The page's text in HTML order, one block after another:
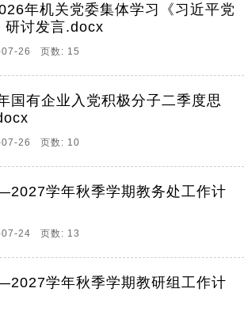
年机关党委集体学习《习近平党
研讨发言.docx
07-26 页数: 15
国有企业入党积极分子二季度思
07-26 页数: 10
学年秋季学期教务处工作计
07-24 页数: 13
学年秋季学期教研组工作计